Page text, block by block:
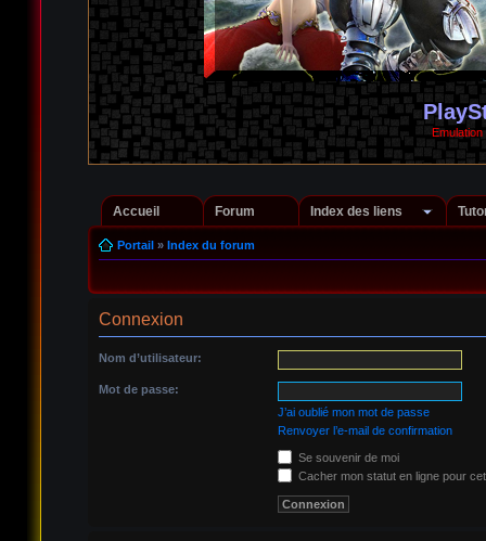
Accueil Forum Index des liens
Portail» Index du forum
Connexion
Nom d’utilisateur:
Mot de passe:
J’ai oublié mon mot de passe
Renvoyer l’e-mail de confirmation
Se souvenir de moi
Cacher mon statut en ligne pour